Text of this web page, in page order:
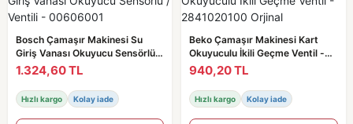
Bosch Çamaşır Makinesi Su
Giriş Vanası Okuyucu Sensörlü /
Ventili - 00606001
1.324,60 TL
Hızlı kargo Kolay iade
Beko Çamaşır Makinesi Kart
Okuyuculu İkili Geçme Ventil -
2841020100 Orjinal
940,20 TL
Hızlı kargo Kolay iade